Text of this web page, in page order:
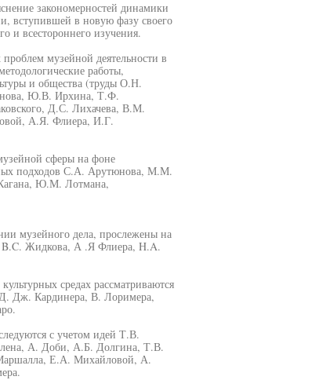
закономерностей динамики
вступившей в новую фазу своего
и всестороннего изучения.
музейной деятельности в
работы,
и общества (труды О.Н.
Ю.В. Ирхина, Т.Ф.
Д.С. Лихачева, В.М.
А.Я. Флиера, И.Г.
сферы на фоне
подходов С.А. Арутюнова, М.М.
Ю.М. Лотмана,
музейного дела, прослежены на
B.C. Жидкова, А .Я Флиера, H.A.
средах рассматриваются
Дж. Кардинера, В. Лоримера,
с учетом идей Т.В.
А. Доби, А.Б. Долгина, Т.В.
Е.А. Михайловой, А.